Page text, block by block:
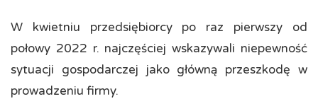
W kwietniu przedsiębiorcy po raz pierwszy od
połowy 2022 r. najczęściej wskazywali niepewność
sytuacji gospodarczej jako główną przeszkodę w
prowadzeniu firmy.